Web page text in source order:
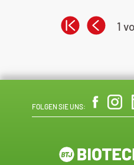
1
FOLGEN SIE UNS: